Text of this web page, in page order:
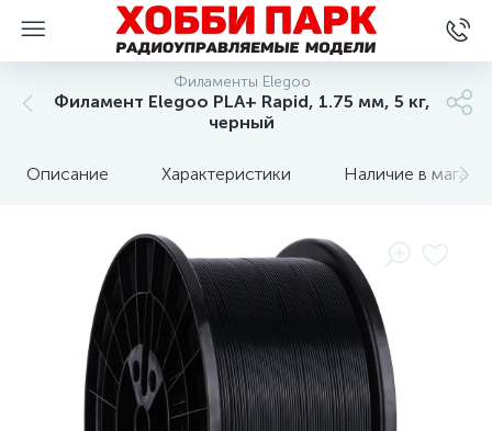
Филаменты Elegoo
Филамент Elegoo PLA+ Rapid, 1.75 мм, 5 кг,
черный
Описание Характеристики Наличие в